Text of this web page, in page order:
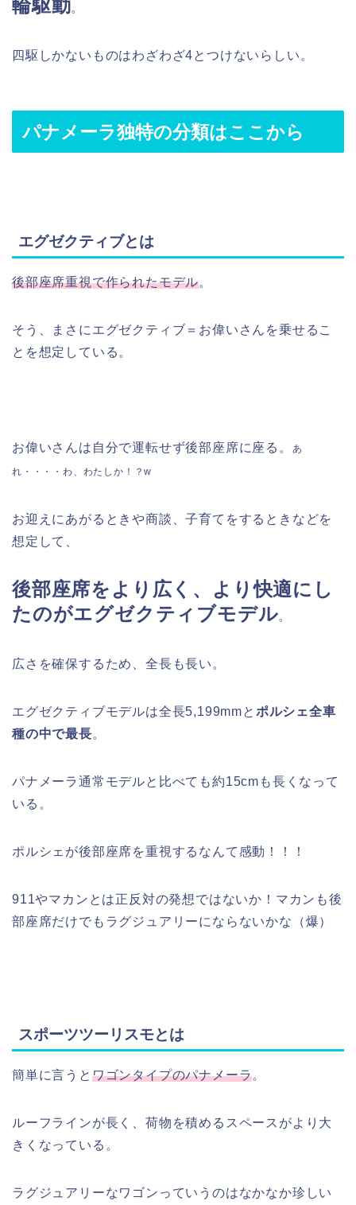
輪駆動。
四駆しかないものはわざわざ4とつけないらしい。
パナメーラ独特の分類はここから
エグゼクティブとは
後部座席重視で作られたモデル。
そう、まさにエグゼクティブ＝お偉いさんを乗せるこ
とを想定している。
お偉いさんは自分で運転せず後部座席に座る。 あ
れ・・・・わ、わたしか！？w
お迎えにあがるときや商談、子育てをするときなどを
想定して、
後部座席をより広く、より快適にし
たのがエグゼクティブモデル。
広さを確保するため、全長も長い。
エグゼクティブモデルは全長5,199mmと ポルシェ全車
種の中で最長。
パナメーラ通常モデルと比べても約15cmも長くなって
いる。
ポルシェが後部座席を重視するなんて感動！！！
911やマカンとは正反対の発想ではないか！マカンも後
部座席だけでもラグジュアリーにならないかな（爆）
スポーツツーリスモとは
簡単に言うと ワゴンタイプのパナメーラ。
ルーフラインが長く、荷物を積めるスペースがより大
きくなっている。
ラグジュアリーなワゴンっていうのはなかなか珍しい